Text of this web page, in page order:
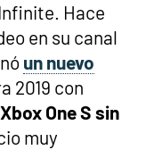
Hace
en su canal
un nuevo
2019 con
One S sin
muy